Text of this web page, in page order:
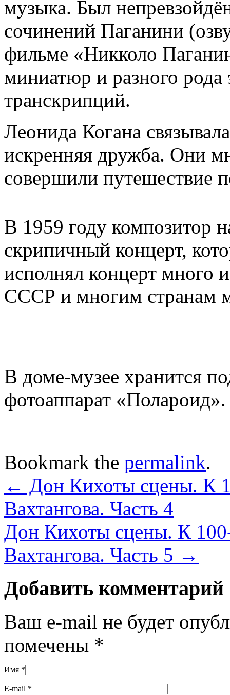
музыка. Был
сочинений Паганини
фильме «Никколо
миниатюр и разного
транскрипций.
Леонида Когана
искренняя дружба. Они
совершили путешествие
В 1959 году композитор
скрипичный концерт,
исполнял концерт много
СССР и многим странам
В доме-музее хранится
фотоаппарат «Полароид».
Bookmark the permalink.
← Дон Кихоты сцены. К
Вахтангова. Часть 4
Дон Кихоты сцены. К
Вахтангова. Часть 5 →
Добавить комментарий
Ваш e-mail не будет
помечены *
Имя *
E-mail *